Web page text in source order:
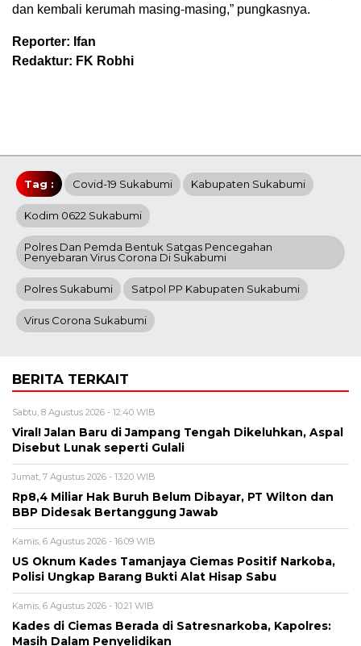
dan kembali kerumah masing-masing,” pungkasnya.
Reporter: Ifan
Redaktur: FK Robhi
Tag : Covid-19 Sukabumi Kabupaten Sukabumi
Kodim 0622 Sukabumi
Polres Dan Pemda Bentuk Satgas Pencegahan
Penyebaran Virus Corona Di Sukabumi
Polres Sukabumi Satpol PP Kabupaten Sukabumi
Virus Corona Sukabumi
BERITA TERKAIT
Sabtu, 8 Agustus 2026 - 12:40 WIB
Viral! Jalan Baru di Jampang Tengah Dikeluhkan, Aspal
Disebut Lunak seperti Gulali
Jumat, 7 Agustus 2026 - 13:20 WIB
Rp8,4 Miliar Hak Buruh Belum Dibayar, PT Wilton dan
BBP Didesak Bertanggung Jawab
Kamis, 6 Agustus 2026 - 16:09 WIB
US Oknum Kades Tamanjaya Ciemas Positif Narkoba,
Polisi Ungkap Barang Bukti Alat Hisap Sabu
Kamis, 6 Agustus 2026 - 10:21 WIB
Kades di Ciemas Berada di Satresnarkoba, Kapolres:
Masih Dalam Penyelidikan